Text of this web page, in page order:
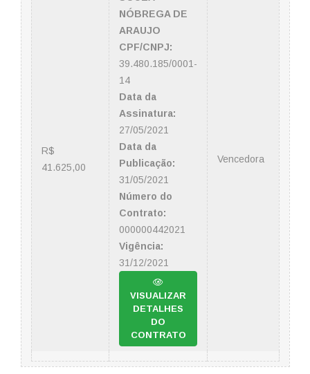
R$
41.625,00
NÓBREGA DE
ARAUJO
CPF/CNPJ:
39.480.185/0001-
14
Data da
Assinatura:
27/05/2021
Data da
Publicação:
31/05/2021
Número do
Contrato:
000000442021
Vigência:
31/12/2021
VISUALIZAR
DETALHES
DO
CONTRATO
Vencedora